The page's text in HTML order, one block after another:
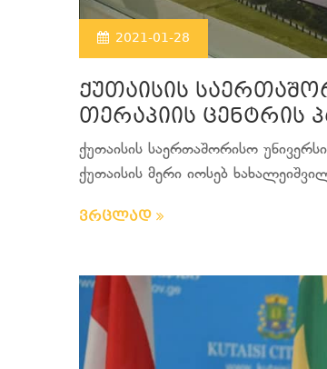
2021-01-28
ქუთაისის
თერაპიის ცენტრის
ქუთაისის საერთაშორისო
ქუთაისის მერი იოსებ
ვრცლად